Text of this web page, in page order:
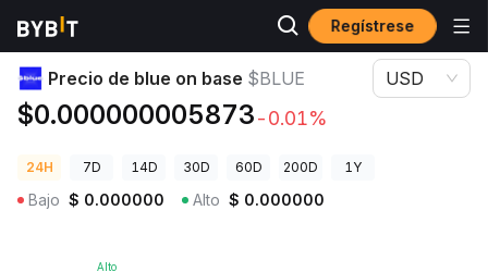
Regístrese
Precios de Criptomonedas Precio de blue on base $BLUE
Precio de blue on base $BLUE
$0.000000005873-0.01%
USD
24H 7D 14D 30D 60D 200D 1Y
Bajo $ 0.000000 Alto $ 0.000000